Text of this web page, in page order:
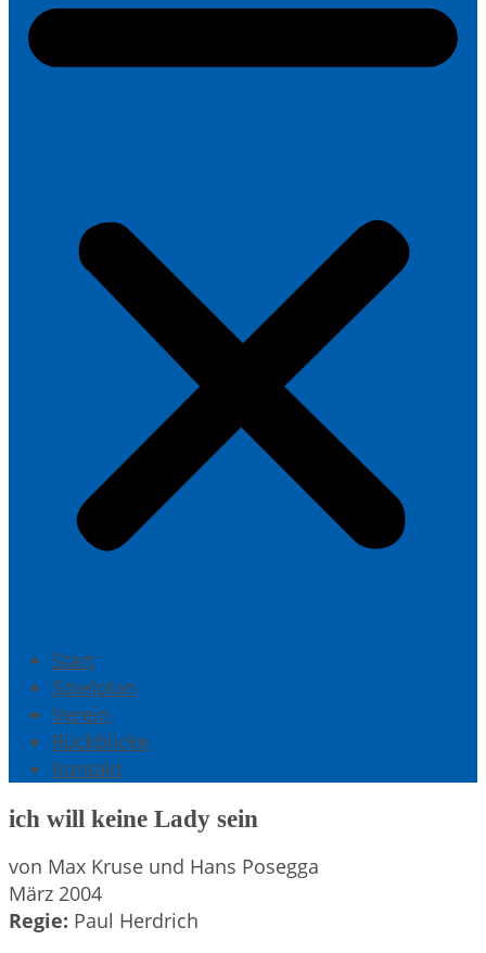
Start
Spielplan
Verein
Rückblicke
Kontakt
ich will keine Lady sein
von Max Kruse und Hans Posegga
März 2004
Regie: Paul Herdrich